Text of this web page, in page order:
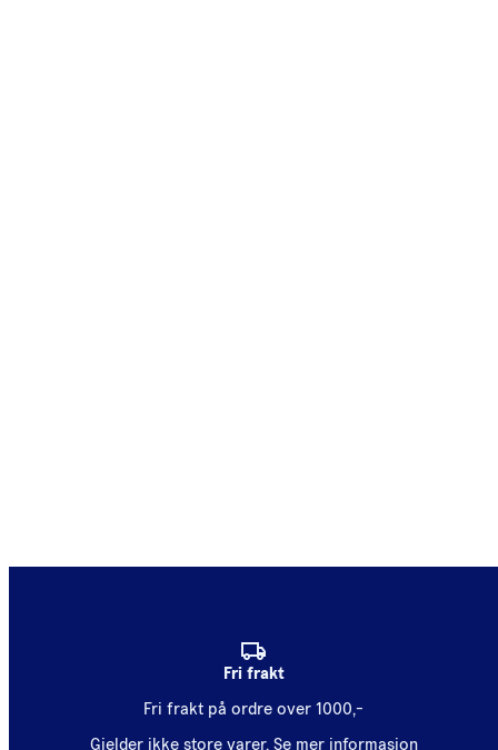
Fri frakt
Fri frakt på ordre over 1000,-
Gjelder ikke store varer. Se mer informasjon